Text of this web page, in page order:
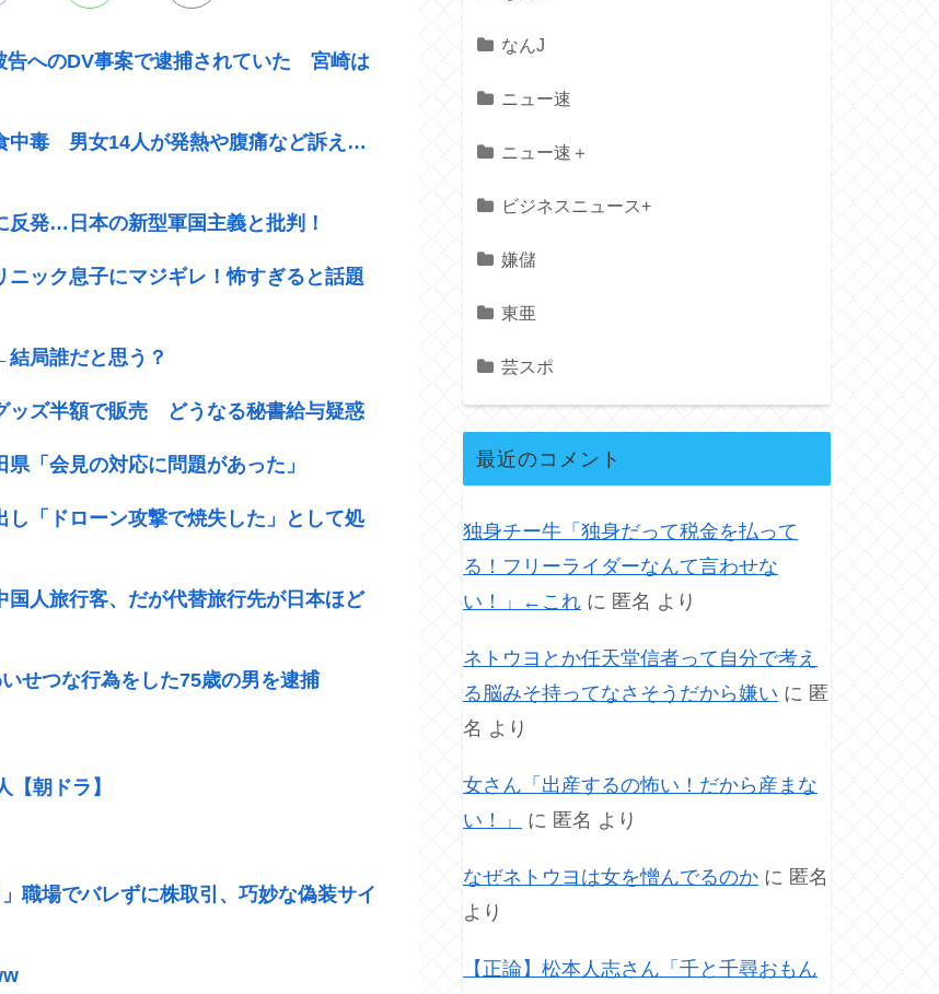
告へのDV事案で逮捕されていた 宮崎は
中毒 男女14人が発熱や腹痛など訴え…
反発…日本の新型軍国主義と批判！
ニック息子にマジギレ！怖すぎると話題
結局誰だと思う？
ズ半額で販売 どうなる秘書給与疑惑
「会見の対応に問題があった」
「ドローン攻撃で焼失した」として処
国人旅行客、だが代替旅行先が日本ほど
せつな行為をした75歳の男を逮捕
朝ドラ】
職場でバレずに株取引、巧妙な偽装サイ
なんJ
ニュー速
ニュー速＋
ビジネスニュース+
嫌儲
東亜
芸スポ
最近のコメント
独身チー牛「独身だって税金を払って
る！フリーライダーなんて言わせな
い！」←これ に 匿名 より
ネトウヨとか任天堂信者って自分で考え
る脳みそ持ってなさそうだから嫌い に 匿
名 より
女さん「出産するの怖い！だから産まな
い！」
に 匿名 より
なぜネトウヨは女を憎んでるのか に 匿名
より
【正論】松本人志さん「千と千尋おもん